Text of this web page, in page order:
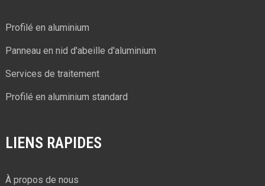
Profilé en aluminium
Panneau en nid d'abeille d'aluminium
Services de traitement
Profilé en aluminium standard
LIENS RAPIDES
À propos de nous